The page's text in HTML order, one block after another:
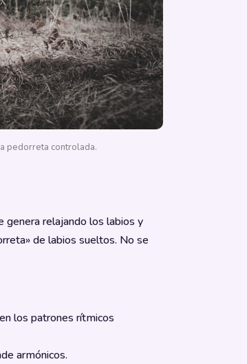
pedorreta controlada.
genera relajando los labios y
de labios sueltos. No se
los patrones rítmicos
armónicos.